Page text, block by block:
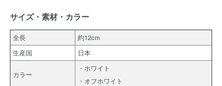
サイズ・素材・カラー
全長
約12cm
生産国
日本
カラー
・ホワイト
・オフホワイト